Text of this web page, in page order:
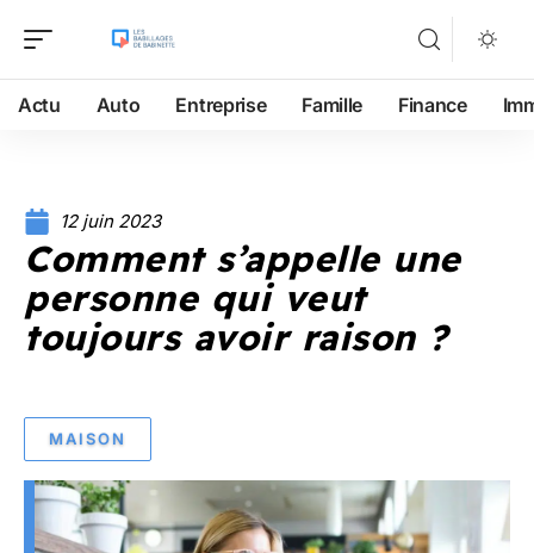
Actu Auto Entreprise Famille Finance
12 juin 2023
Comment s’appelle une
personne qui veut
toujours avoir raison ?
MAISON